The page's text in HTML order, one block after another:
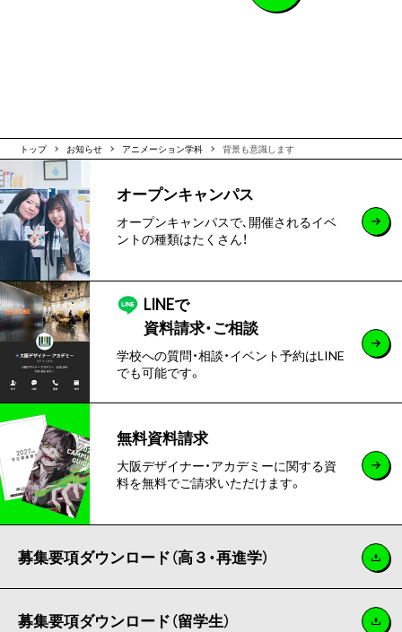
トップ お知らせ アニメーション学科 背景も意識します
オープンキャンパス
オープンキャンパスで､開催されるイベ
ントの種類はたくさん！
LINEで
資料請求・ご相談
学校への質問・相談・イベント予約はLINE
でも可能です。
無料資料請求
大阪デザイナー・アカデミーに関する資
料を無料でご請求いただけます。
募集要項ダウンロード（高３・再進学）
募集要項ダウンロード（留学生）